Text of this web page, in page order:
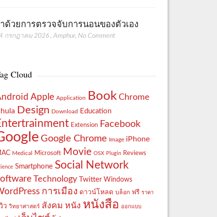
ด้วยการตรวจจับการนอนของตัวเอง
กรกฎาคม 2026 ,Amphur, No Comment
Cloud
Apple Application Book Chrome
Design Download Education
Extension Facebook
Google Chrome Image iPhone
Medical Microsoft Movie OSX Plugin Reviews
Smartphone Social Network
Technology Twitter Windows
การเมือง ดาวน์โหลด บล็อก ฟรี ราคา
ว วิทยาศาสตร์ สังคม หนัง หนังสือ ออกแบบ